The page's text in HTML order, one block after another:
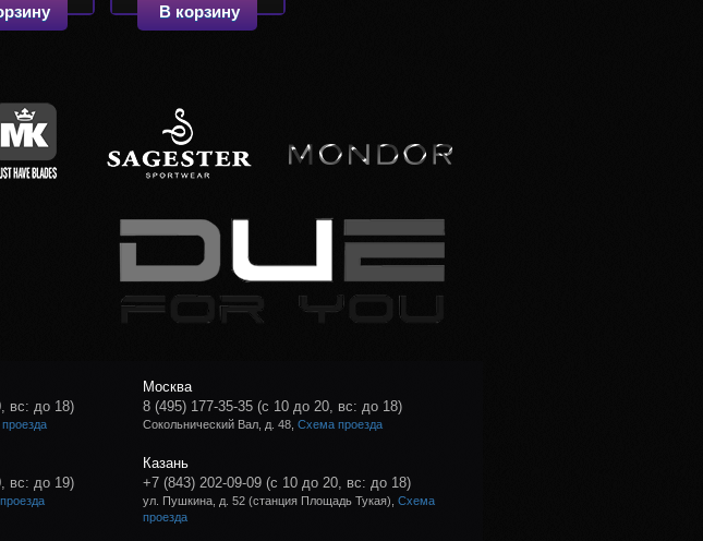
В корзину
вс: до 18)
Москва
8 (495) 177-35-35 (с 10 до 20, вс: до 18)
Сокольнический Вал, д. 48, Схема проезда
вс: до 19)
Казань
+7 (843) 202-09-09 (с 10 до 20, вс: до 18)
ул. Пушкина, д. 52 (станция Площадь Тукая), Схема
проезда